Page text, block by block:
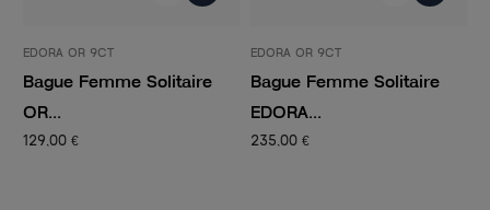
EDORA OR 9CT
Bague Femme Solitaire
OR...
129,00 €
EDORA OR 9CT
Bague Femme Solitaire
EDORA...
235,00 €